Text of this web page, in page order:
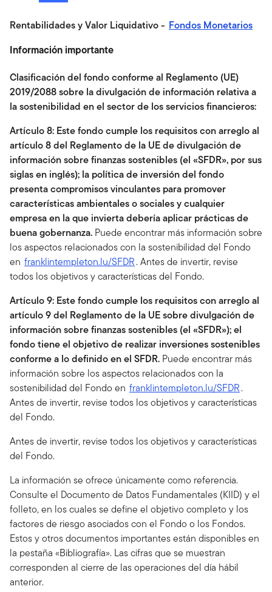
Rentabilidades y Valor Liquidativo - Fondos Monetarios
Información importante
Clasificación del fondo conforme al Reglamento (UE)
2019/2088 sobre la divulgación de información relativa a
la sostenibilidad en el sector de los servicios financieros:
Artículo 8: Este fondocumple los requisitos con arreglo al
artículo 8del Reglamentode la UE de divulgación de
información sobre finanzas sostenibles (el «SFDR», por sus
siglas en inglés); la política de inversión del fondo
presenta compromisosvinculantes para promover
características ambientales o sociales y cualquier
empresa en la que invierta debería aplicar prácticas de
buena gobernanza. Puede encontrar más información sobre
los aspectos relacionados con la sostenibilidad del Fondo
en franklintempleton.lu/SFDR. Antes de invertir, revise
todos los objetivos y características del Fondo.
Artículo 9: Este fondocumple los requisitos con arreglo al
artículo 9del Reglamento de la UEsobre divulgación de
información sobre finanzas sostenibles (el «SFDR»); el
fondo tiene el objetivo de realizar inversiones sostenibles
conforme a lo definido en el SFDR. Puede encontrar más
información sobre los aspectos relacionados con la
sostenibilidad del Fondo en franklintempleton.lu/SFDR.
Antes de invertir, revise todos los objetivos y características
del Fondo.
Antes de invertir, revise todos los objetivos y características
del Fondo.
La información se ofrece únicamente como referencia.
Consulte el Documento de Datos Fundamentales (KIID) y el
folleto, en los cuales se define el objetivo completo y los
factores de riesgo asociados con el Fondo o los Fondos.
Estos y otros documentos importantes están disponibles en
la pestaña «Bibliografía». Las cifras que se muestran
corresponden al cierre de las operaciones del día hábil
anterior.